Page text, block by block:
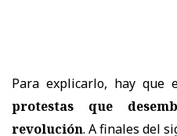
Para explicarlo, hay que
protestas que
revolución. A finales del